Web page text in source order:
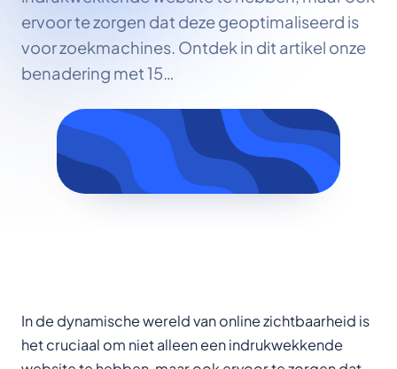
ervoor te zorgen dat deze geoptimaliseerd is
voor zoekmachines. Ontdek in dit artikel onze
benadering met 15…
In de dynamische wereld van online zichtbaarheid is
het cruciaal om niet alleen een indrukwekkende